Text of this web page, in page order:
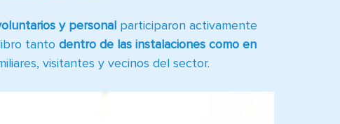
y personal participaron activamente
tanto dentro de las instalaciones como en
visitantes y vecinos del sector.